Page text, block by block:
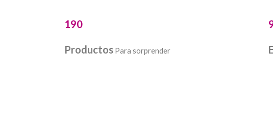
190
Productos Para sorprender